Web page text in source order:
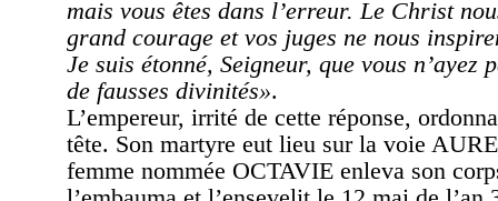
mais vous êtes dans l’erreur. Le Christ
grand courage et vos juges ne nous
Je suis étonné, Seigneur, que vous n’ayez
de fausses divinités».
L’empereur, irrité de cette réponse,
tête. Son martyre eut lieu sur la voie
femme nommée OCTAVIE enleva son